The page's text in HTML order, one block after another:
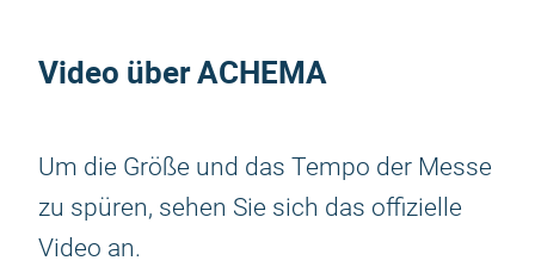
Video über ACHEMA
Um die Größe und das Tempo der Messe
zu spüren, sehen Sie sich das offizielle
Video an.